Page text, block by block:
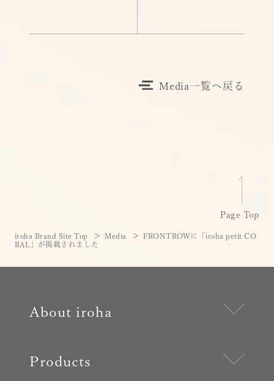
Media一覧へ戻る
Page Top
iroha Brand Site Top Media
FRONTROWに「iroha petit CO
RAL」が掲載されました
About iroha
Products